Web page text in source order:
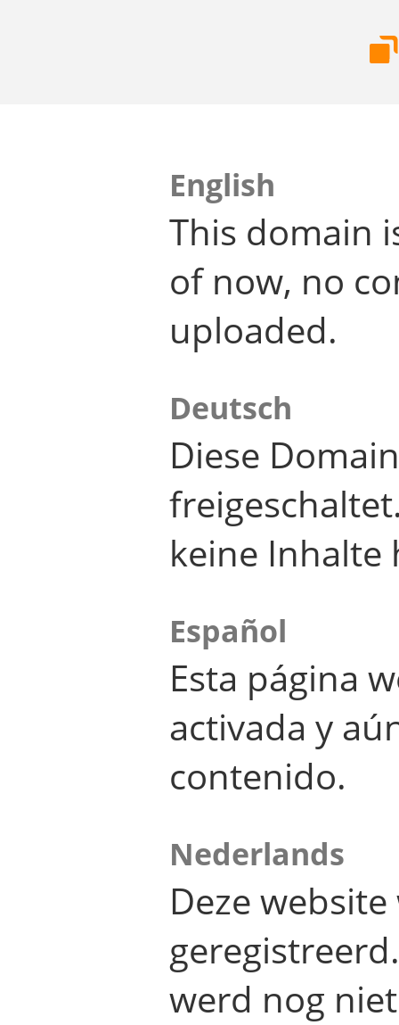
English
This domain
of now, no
uploaded.
Deutsch
Diese
keine Inhalte
Español
Esta página
activada y
contenido.
Nederlands
Deze
werd nog